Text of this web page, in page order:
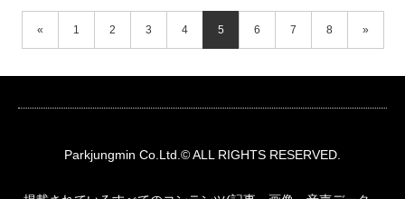
« 1 2 3 4 5 6 7 8 »
Parkjungmin Co.Ltd.© ALL RIGHTS RESERVED.